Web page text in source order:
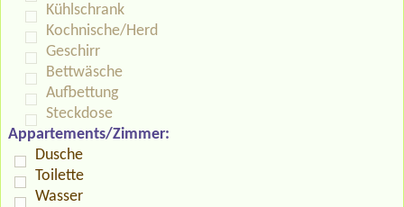
Kühlschrank
Kochnische/Herd
Geschirr
Bettwäsche
Aufbettung
Steckdose
Appartements/Zimmer:
Dusche
Toilette
Wasser